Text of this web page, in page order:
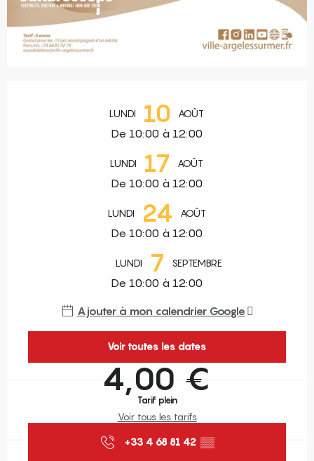
LUNDI 10 AOÛT
De 10:00 à 12:00
LUNDI 17 AOÛT
De 10:00 à 12:00
LUNDI 24 AOÛT
De 10:00 à 12:00
LUNDI 7 SEPTEMBRE
De 10:00 à 12:00
Ajouter à mon calendrier Google
Voir toutes les dates
4,00 €
Tarif plein
Voir tous les tarifs
+33 4 68 81 42 ▒▒